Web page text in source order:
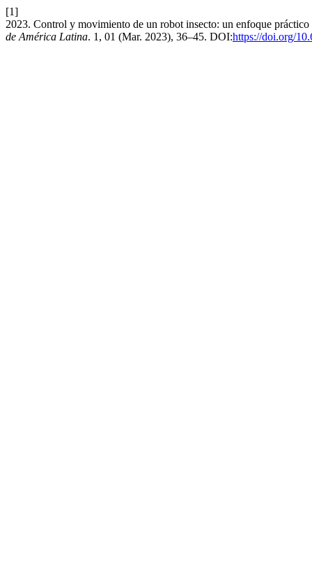
[1]
2023. Control y movimiento de un robot insecto: un enfoque
de América Latina. 1, 01 (Mar. 2023), 36–45. DOI:https://doi.org/